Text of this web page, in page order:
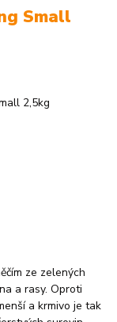
Small
ze zelených
a rasy. Oproti
a krmivo je tak